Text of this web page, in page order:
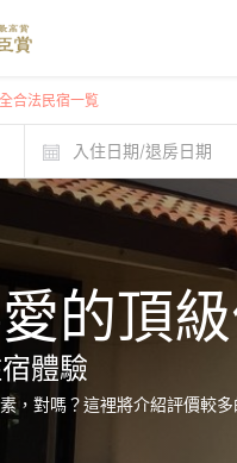
合法民宿一覧
入住日期/退房日期
的頂
體驗
，對嗎？這裡將介紹評價較